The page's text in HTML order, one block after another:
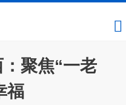
聚焦“一老
福